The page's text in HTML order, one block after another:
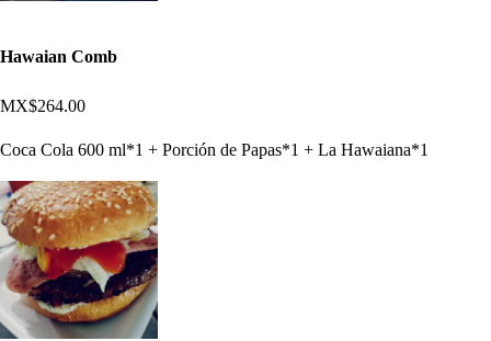
Hawaian Comb
MX$264.00
Coca Cola 600 ml*1 + Porción de Papas*1 + La Hawaiana*1